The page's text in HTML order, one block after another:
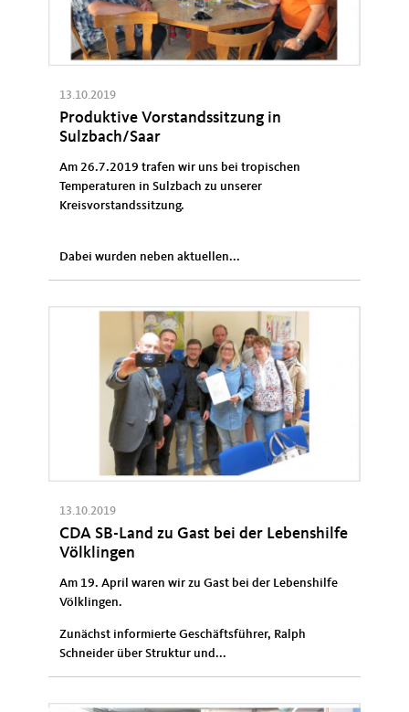
13.10.2019
Produktive Vorstandssitzung in
Sulzbach/Saar
Am 26.7.2019 trafen wir uns bei tropischen
Temperaturen in Sulzbach zu unserer
Kreisvorstandssitzung.
Dabei wurden neben aktuellen...
13.10.2019
CDA SB-Land zu Gast bei der Lebenshilfe
Völklingen
Am 19. April waren wir zu Gast bei der Lebenshilfe
Völklingen.
Zunächst informierte Geschäftsführer, Ralph
Schneider über Struktur und...